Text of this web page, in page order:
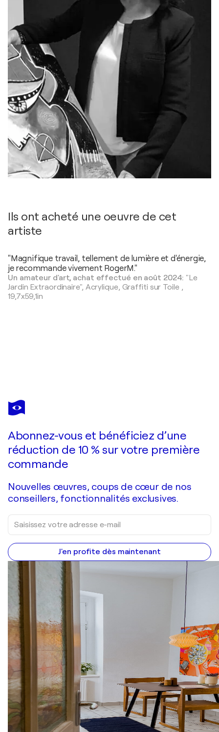
Ils ont acheté une oeuvre de cet
artiste
"Magnifique travail, tellement de lumière et d'énergie,
je recommande vivement RogerM."
Un amateur d'art, achat effectué en août 2024: "Le
Jardin Extraordinaire", Acrylique, Graffiti sur Toile,
19,7x59,1in
ROGERM
The Good Time
Abonnez-vous et bénéficiez d’une
réduction de 10 % sur votre première
commande
Nouvelles œuvres, coups de cœur de nos
conseillers, fonctionnalités exclusives.
J'en profite dès maintenant